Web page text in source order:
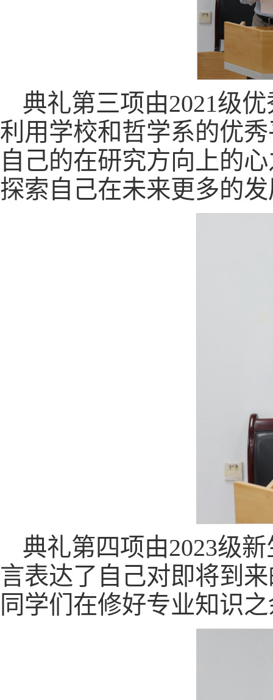
典礼第三项由2021级
利用学校和哲学系的优
自己的在研究方向上的
探索自己在未来更多的
典礼第四项由2023级
言表达了自己对即将到
同学们在修好专业知识